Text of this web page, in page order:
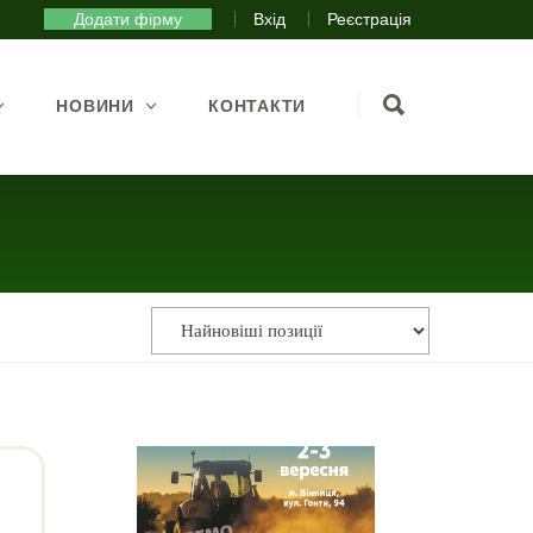
Додати фірму Вхід Реєстрація
НОВИНИ КОНТАКТИ